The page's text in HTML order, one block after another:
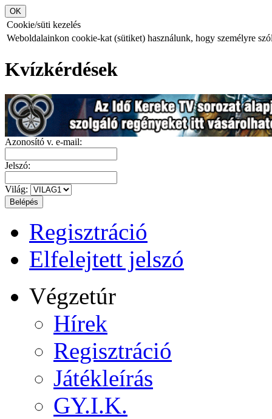
Cookie/süti kezelés
Weboldalainkon cookie-kat (sütiket) használunk, hogy személyre
Kvízkérdések
Azonosító v. e-mail:
Jelszó:
Világ:
Regisztráció
Elfelejtett jelszó
Végzetúr
Hírek
Regisztráció
Játékleírás
GY.I.K.